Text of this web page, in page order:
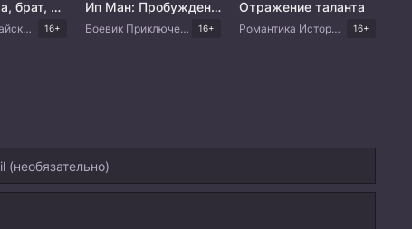
Пожалуйста, брат, подожди
Комедия Китайские дорамы 16+
Ип Ман: Пробуждение
Боевик Приключения Драма Китайские дорамы 16+
Отражение таланта
Романтика Исторический Китайские дорамы 16+